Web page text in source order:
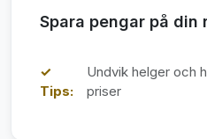
Spara pengar på din
✓
Tips:
Undvik helger och
priser